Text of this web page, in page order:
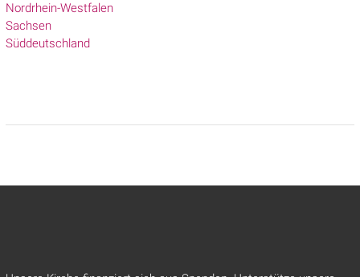
Nordrhein-Westfalen
Sachsen
Süddeutschland